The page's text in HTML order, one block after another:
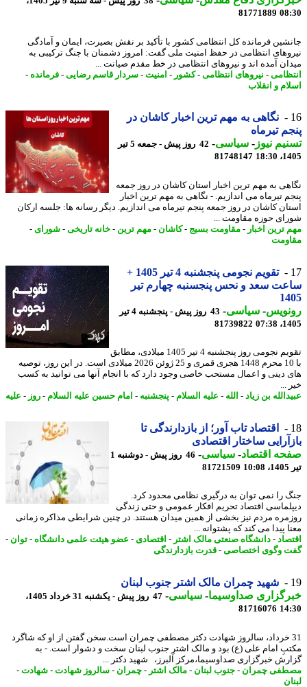
81771889
فرمانده کل انتظامی کشور با تأکید بر نقش بصیرت، ایمان و آمادگی
انتظامی در حفظ امنیت ملی گفت: امروز دشمنان با جنگ ترکیبی به
آمده اند و نیروهای انتظامی در خط مقدم صیانت ...
-نیروهای انتظامی-کشور-امنیت-سردار قاسم رضایی-فرمانده-
و انقلاب
نگاهی به مهم ترین اخبار کاشان در
تیرماه
نیوز-سیاسی-
42 روز پیش - جمعه 5 تیر
81748147
به مهم ترین اخبار استان کاشان در روز جمعه
تیرماه می اندازیم. - نگاهی به مهم ترین اخبار
کاشان در روز جمعه پنجم تیرماه می اندازیم. دیگر رسانه ها: جلسه ارکان
حوزه مقاومت ...
ترین اخبار -مقاومت بسیج-کاشان-مهم ترین- خانه تاریخی -شورای-
تقویم نجومی پنجشنبه 4 تیر 1405 +
سعد و نحس پنجسنبه چهارم تیر
-سیاسی-
43 روز پیش - پنجشنبه 4 تیر
81739822
تقویم نجومی روز پنجشنبه 4 تیر 1405 میلادی، مطابق
با 10 محرم 1448 هجری قمری و 25 ژوئن 2026 میلادی است. در این روز، توصیه
دینی و اعمال مستحب خاصی وجود دارد که با انجام آنها می توانید به کسب
...
بن زیاد - الله-علیه السلام-پنجشنبه-امام حسین علیه السلام-روز- علیه
اقتصاد تاب آور؛ از بازدارندگی تا
ساختار اقتصادی
اقتصاد-سیاسی-
46 روز پیش - دوشنبه 1
81721509
را نمی توان به درگیری نظامی محدود کرد.
اقتصاد تحریم افکار عمومی و حتی زندگی
مردم نیز بخشی از همین میدان هستند. در چنین شرایطی مذاکره زمانی
پیدا می کند که پشتوانه ...
-دانشگاه صنعتی مالک اشتر -اقتصادی-عضو هیئت علمی دانشگاه-توان-
وگوی اختصاصی-قدرت بازدارندگی
شهید چمران مالک اشتر جنوب لبنان
صداوسیما-سیاسی-
47 روز پیش - یکشنبه 31 خرداد 1405،
81716076
خرداد، سالروز شهادت دکتر مصطفی چمران است.سخن گفتن از او که شاگرد
امام علی (ع) بود و مالک اشترِ جنوب لبنان سخت و دشوار است. - به
خبرگزاری صداوسیما،مرکز البرز، شهید دکتر ...
چمران- جنوب لبنان-مالک اشتر -چمران- سالروز شهادت-شهادت-